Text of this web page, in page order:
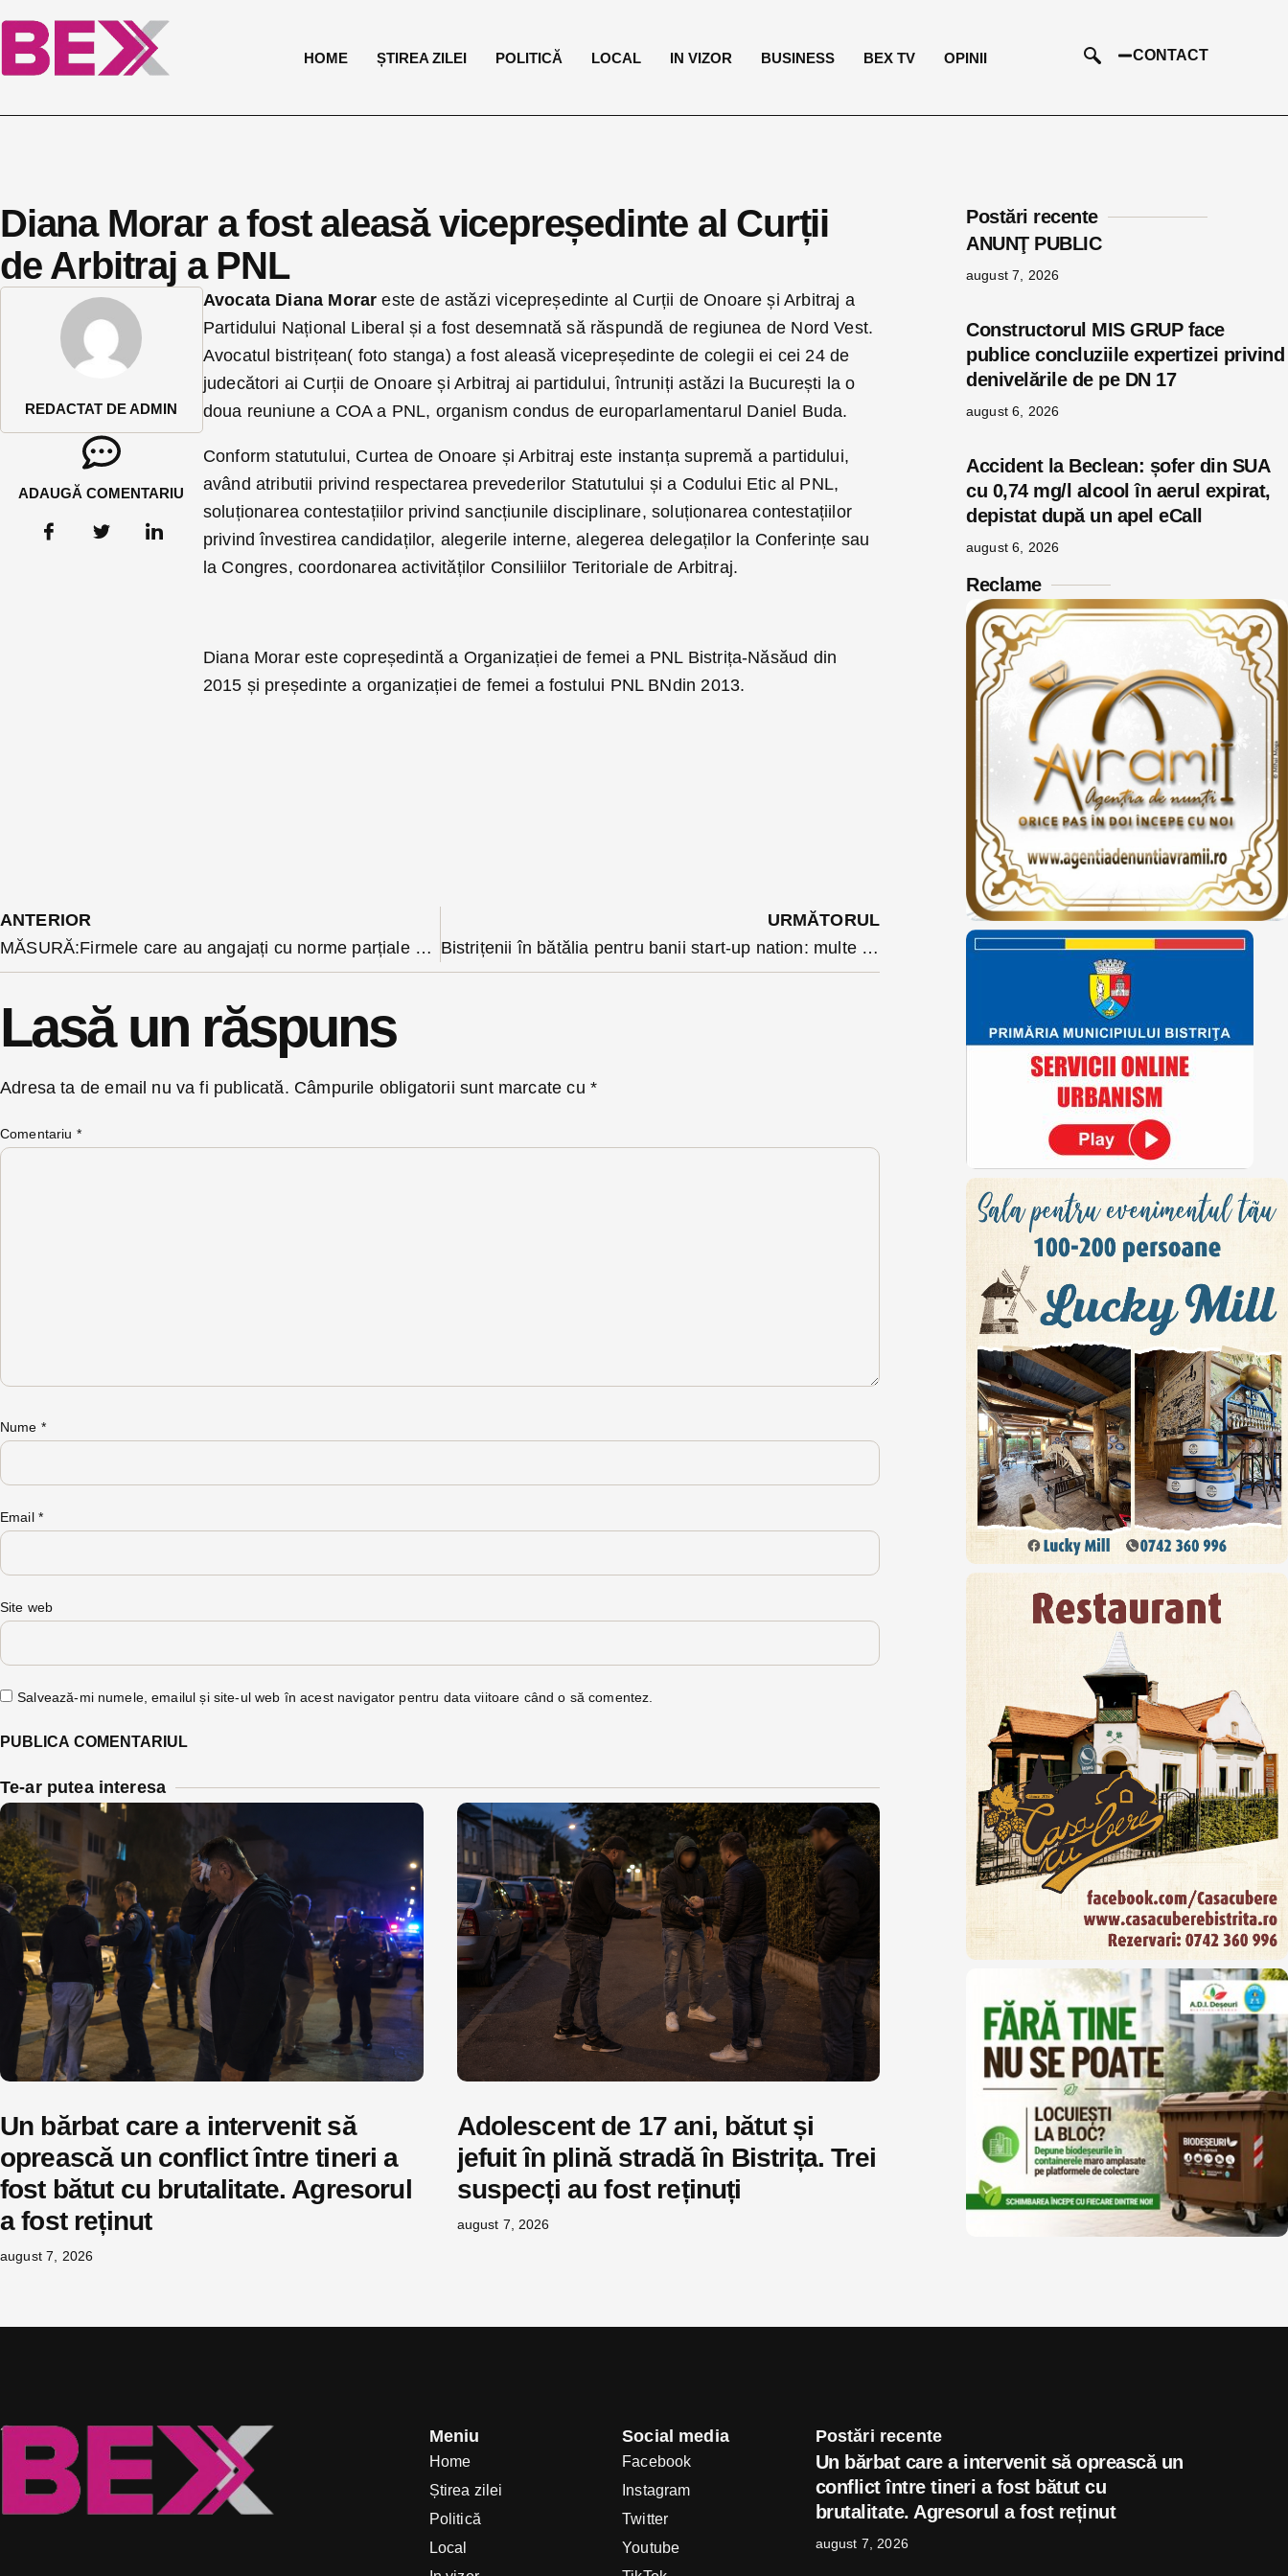
HOME ȘTIREA ZILEI POLITICĂ LOCAL IN VIZOR BUSINESS BEX TV OPINII CONTACT
Diana Morar a fost aleasă vicepreședinte al Curții
de Arbitraj a PNL
REDACTAT DE ADMIN
ADAUGĂ COMENTARIU
Avocata Diana Morar este de astăzi vicepreședinte al Curții de Onoare și Arbitraj a
Partidului Național Liberal și a fost desemnată să răspundă de regiunea de Nord Vest.
Avocatul bistrițean( foto stanga) a fost aleasă vicepreședinte de colegii ei cei 24 de
judecători ai Curții de Onoare și Arbitraj ai partidului, întruniți astăzi la București la o
doua reuniune a COA a PNL, organism condus de europarlamentarul Daniel Buda.
Conform statutului, Curtea de Onoare și Arbitraj este instanța supremă a partidului,
având atributii privind respectarea prevederilor Statutului și a Codului Etic al PNL,
soluționarea contestațiilor privind sancțiunile disciplinare, soluționarea contestațiilor
privind învestirea candidaților, alegerile interne, alegerea delegaților la Conferințe sau
la Congres, coordonarea activităților Consiliilor Teritoriale de Arbitraj.
Diana Morar este copreședintă a Organizației de femei a PNL Bistrița-Năsăud din
2015 și președinte a organizației de femei a fostului PNL BNdin 2013.
ANTERIOR
MĂSURĂ:Firmele care au angajați cu norme parțiale de muncă vor plăti contribuții cât pentru norma întreagă
URMĂTORUL
Bistrițenii în bătălia pentru banii start-up nation: multe proiecte dar punctaj mic
Lasă un răspuns
Adresa ta de email nu va fi publicată. Câmpurile obligatorii sunt marcate cu *
Comentariu *
Nume *
Email *
Site web
Salvează-mi numele, emailul și site-ul web în acest navigator pentru data viitoare când o să comentez.
Te-ar putea interesa
Un bărbat care a intervenit să
oprească un conflict între tineri a
fost bătut cu brutalitate. Agresorul
a fost reținut
august 7, 2026
Adolescent de 17 ani, bătut și
jefuit în plină stradă în Bistrița. Trei
suspecți au fost reținuți
august 7, 2026
Postări recente
ANUNŢ PUBLIC
august 7, 2026
Constructorul MIS GRUP face
publice concluziile expertizei privind
denivelările de pe DN 17
august 6, 2026
Accident la Beclean: șofer din SUA
cu 0,74 mg/l alcool în aerul expirat,
depistat după un apel eCall
august 6, 2026
Reclame
Meniu
Home
Știrea zilei
Politică
Local
Social media
Facebook
Instagram
Twitter
Youtube
Postări recente
Un bărbat care a intervenit să oprească un
conflict între tineri a fost bătut cu
brutalitate. Agresorul a fost reținut
august 7, 2026